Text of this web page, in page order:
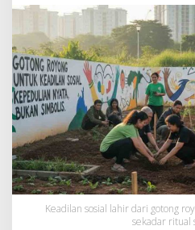
n
a
n
K
e
m
u
n
a
f
i
k
a
n
Keadilan sosial lahir dari gotong
sekadar ritual